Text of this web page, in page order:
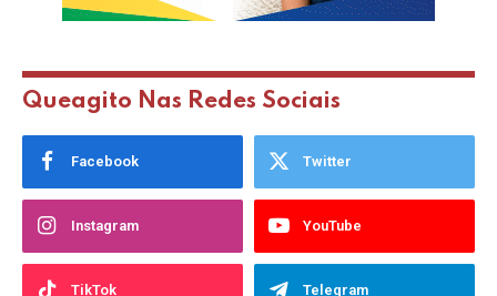
Queagito Nas Redes Sociais
Facebook Twitter
Instagram YouTube
TikTok Telegram